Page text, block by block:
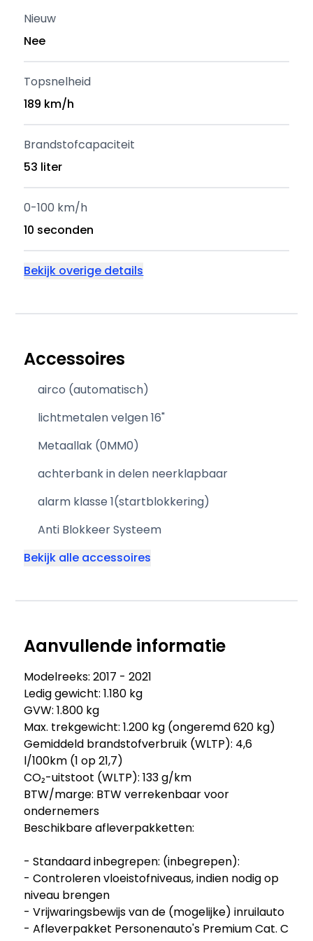
Nieuw
Nee
Topsnelheid
189 km/h
Brandstofcapaciteit
53 liter
0-100 km/h
10 seconden
Bekijk overige details
Accessoires
airco (automatisch)
lichtmetalen velgen 16"
Metaallak (0MM0)
achterbank in delen neerklapbaar
alarm klasse 1(startblokkering)
Anti Blokkeer Systeem
Bekijk alle accessoires
Aanvullende informatie
Modelreeks: 2017 - 2021
Ledig gewicht: 1.180 kg
GVW: 1.800 kg
Max. trekgewicht: 1.200 kg (ongeremd 620 kg)
Gemiddeld brandstofverbruik (WLTP): 4,6
l/100km (1 op 21,7)
CO₂-uitstoot (WLTP): 133 g/km
BTW/marge: BTW verrekenbaar voor
ondernemers
Beschikbare afleverpakketten:
- Standaard inbegrepen: (inbegrepen):
- Controleren vloeistofniveaus, indien nodig op
niveau brengen
- Vrijwaringsbewijs van de (mogelijke) inruilauto
- Afleverpakket Personenauto's Premium Cat. C